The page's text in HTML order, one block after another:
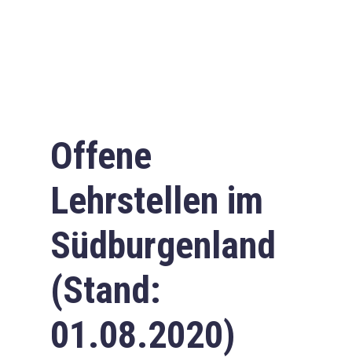
Offene
Lehrstellen im
Südburgenland
(Stand:
01.08.2020)